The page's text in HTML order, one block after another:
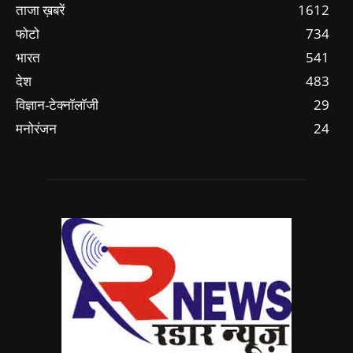
ताजा ख़बरें
1612
फोटो
734
भारत
541
देश
483
विज्ञान-टेक्नॉलॉजी
29
मनोरंजन
24